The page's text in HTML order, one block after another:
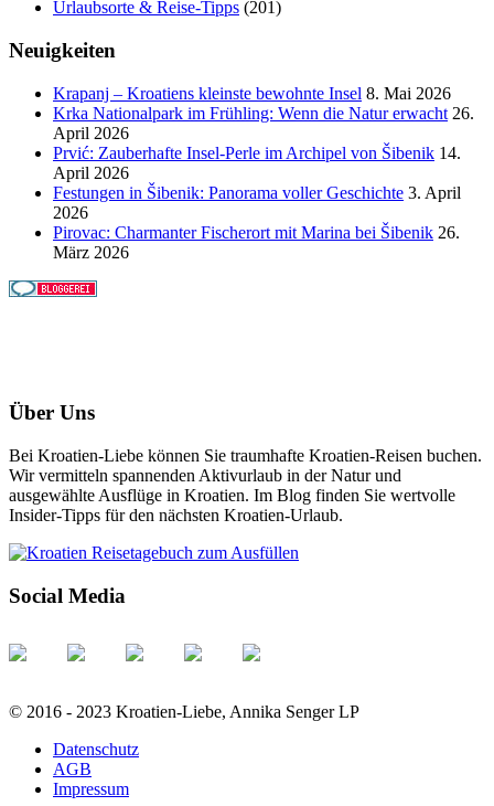
Urlaubsorte & Reise-Tipps (201)
Neuigkeiten
Krapanj – Kroatiens kleinste bewohnte Insel 8. Mai 2026
Krka Nationalpark im Frühling: Wenn die Natur erwacht 26.
April 2026
Prvić: Zauberhafte Insel-Perle im Archipel von Šibenik 14.
April 2026
Festungen in Šibenik: Panorama voller Geschichte 3. April
2026
Pirovac: Charmanter Fischerort mit Marina bei Šibenik 26.
März 2026
Über Uns
Bei Kroatien-Liebe können Sie traumhafte Kroatien-Reisen buchen.
Wir vermitteln spannenden Aktivurlaub in der Natur und
ausgewählte Ausflüge in Kroatien. Im Blog finden Sie wertvolle
Insider-Tipps für den nächsten Kroatien-Urlaub.
Social Media
© 2016 - 2023 Kroatien-Liebe, Annika Senger LP
Datenschutz
AGB
Impressum